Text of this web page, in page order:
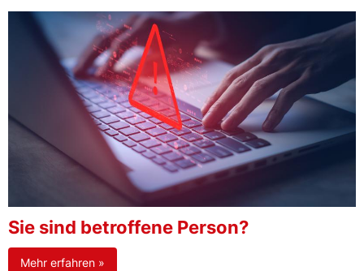
Sie sind betroffene Person?
Mehr erfahren »